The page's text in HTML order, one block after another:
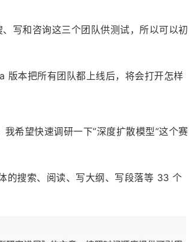
写和咨询这三个团队供测试，所以可以初
版本把所有团队都上线后，将会打开怎样
希望快速调研一下”深度扩散模型”这个赛
的搜索、阅读、写大纲、写段落等 33 个